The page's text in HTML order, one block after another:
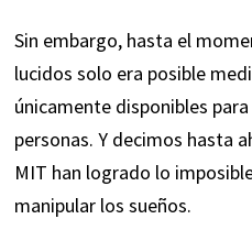
Sin embargo, hasta el
lucidos solo era posible
únicamente disponibles
personas. Y decimos hasta
MIT han logrado lo
manipular los sueños.